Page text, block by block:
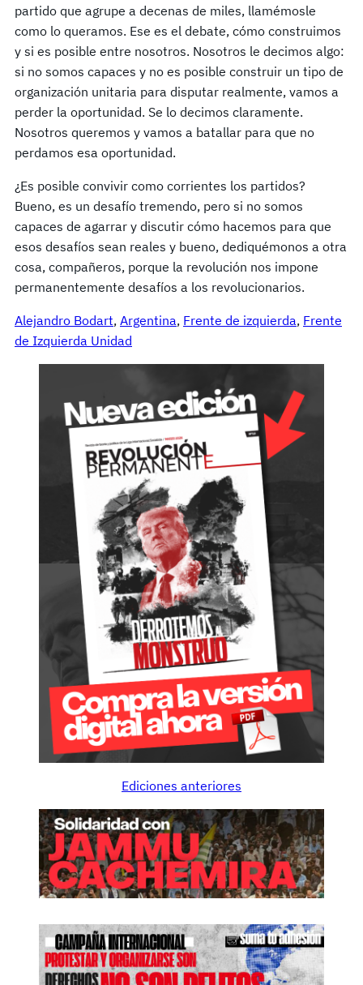
partido que agrupe a decenas de miles, llamémosle
como lo queramos. Ese es el debate, cómo construimos
y si es posible entre nosotros. Nosotros le decimos algo:
si no somos capaces y no es posible construir un tipo de
organización unitaria para disputar realmente, vamos a
perder la oportunidad. Se lo decimos claramente.
Nosotros queremos y vamos a batallar para que no
perdamos esa oportunidad.
¿Es posible convivir como corrientes los partidos?
Bueno, es un desafío tremendo, pero si no somos
capaces de agarrar y discutir cómo hacemos para que
esos desafíos sean reales y bueno, dediquémonos a otra
cosa, compañeros, porque la revolución nos impone
permanentemente desafíos a los revolucionarios.
Alejandro Bodart, Argentina, Frente de izquierda, Frente
de Izquierda Unidad
Ediciones anteriores